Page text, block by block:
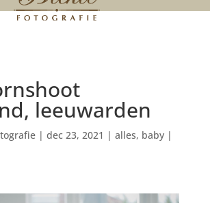
leeuwarden
| dec 23, 2021 | alles, baby|